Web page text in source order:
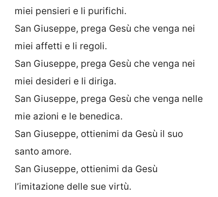
miei pensieri e li purifichi.
San Giuseppe, prega Gesù che venga nei
miei affetti e li regoli.
San Giuseppe, prega Gesù che venga nei
miei desideri e li diriga.
San Giuseppe, prega Gesù che venga nelle
mie azioni e le benedica.
San Giuseppe, ottienimi da Gesù il suo
santo amore.
San Giuseppe, ottienimi da Gesù
l’imitazione delle sue virtù.